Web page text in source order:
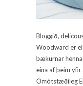
Bloggið,
Woodward er
bækurnar
eina af þeim yfir
Ómótstæðileg